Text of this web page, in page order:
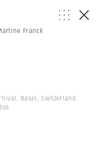
Franck
Basel, Switzerland.